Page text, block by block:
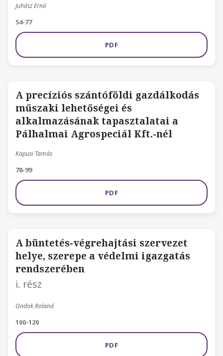
Juhász Ernő
54-77
PDF
A precíziós szántóföldi gazdálkodás
műszaki lehetőségei és
alkalmazásának tapasztalatai a
Pálhalmai Agrospeciál Kft.-nél
Kapusi Tamás
78-99
PDF
A büntetés-végrehajtási szervezet
helye, szerepe a védelmi igazgatás
rendszerében
i. rész
Ondok Roland
100-120
PDF